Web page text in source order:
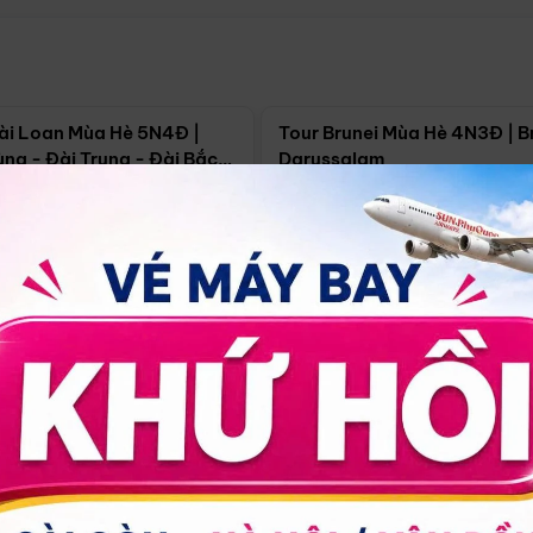
Loan Mùa Hè 5N4Đ |
- Đài Trung - Đài Bắc
18/09
Tour Brunei Mùa Hè 4N3Đ |
Darussalam
Hồ Chí Minh 4N3Đ
30/08 17/09 24/09
14.499.000đ Xem chi